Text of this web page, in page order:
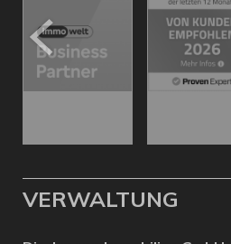
VERWALTUNG